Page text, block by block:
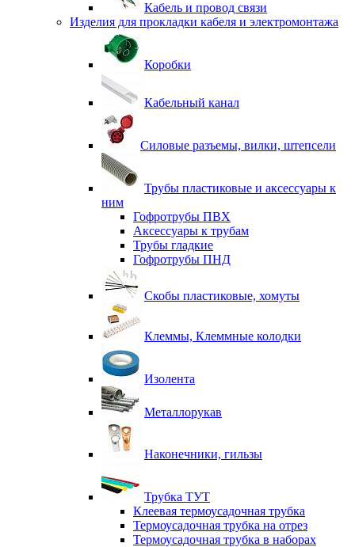
Кабель и провод связи
Изделия для прокладки кабеля и электромонтажа
Коробки
Кабельный канал
Силовые разъемы, вилки, штепсели
Трубы пластиковые и аксессуары к
ним
Гофротрубы ПВХ
Аксессуары к трубам
Трубы гладкие
Гофротрубы ПНД
Скобы пластиковые, хомуты
Клеммы, Клеммные колодки
Изолента
Металлорукав
Наконечники, гильзы
Трубка ТУТ
Клеевая термоусадочная трубка
Термоусадочная трубка на отрез
Термоусадочная трубка в наборах